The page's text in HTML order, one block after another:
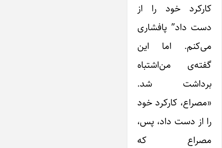
کارکرد خود را از
دست داد” پافشاری
می‌کنم. ‌اما ‌این
گفته‌ی من‌اشتباه
برداشت شد.
«مصراع، کارکرد خود
را از دست داد، پس،
مصراع که